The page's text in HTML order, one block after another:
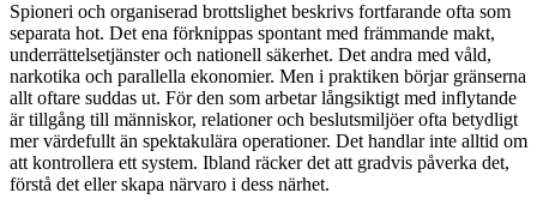
Spioneri och organiserad brottslighet beskrivs fortfarande ofta som
separata hot. Det ena förknippas spontant med främmande makt,
underrättelsetjänster och nationell säkerhet. Det andra med våld,
narkotika och parallella ekonomier. Men i praktiken börjar gränserna
allt oftare suddas ut. För den som arbetar långsiktigt med inflytande
är tillgång till människor, relationer och beslutsmiljöer ofta betydligt
mer värdefullt än spektakulära operationer. Det handlar inte alltid om
att kontrollera ett system. Ibland räcker det att gradvis påverka det,
förstå det eller skapa närvaro i dess närhet.